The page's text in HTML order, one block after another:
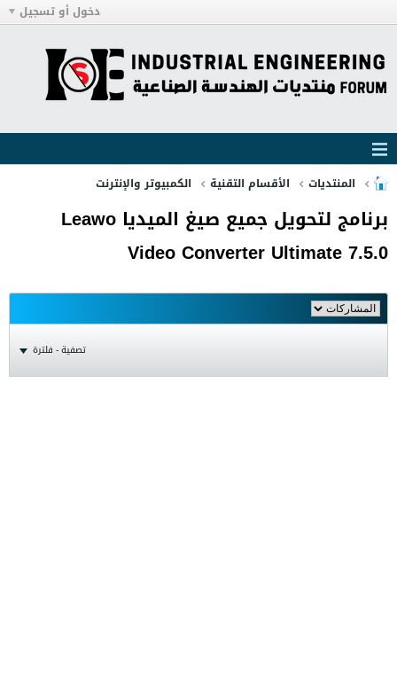
دخول أو تسجيل
المنتديات الأقسام التقنية الكمبيوتر والإنترنت
برنامج لتحويل جميع صيغ الميديا Leawo
Video Converter Ultimate 7.5.0
تصفية - فلترة